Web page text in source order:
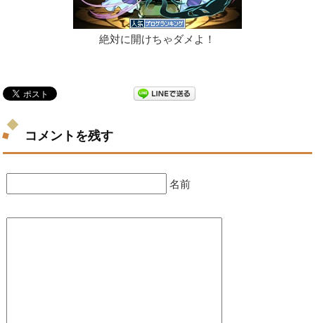
絶対に開けちゃダメよ！
コメントを残す
名前